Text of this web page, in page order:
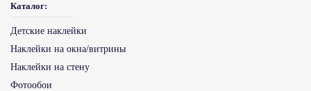
Каталог:
Детские наклейки
Наклейки на окна/витрины
Наклейки на стену
Фотообои